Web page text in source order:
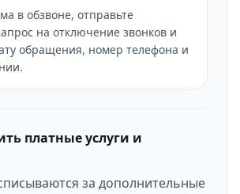
в обзвоне, отправьте
на отключение звонков и
обращения, номер телефона и
платные услуги и
за дополнительные